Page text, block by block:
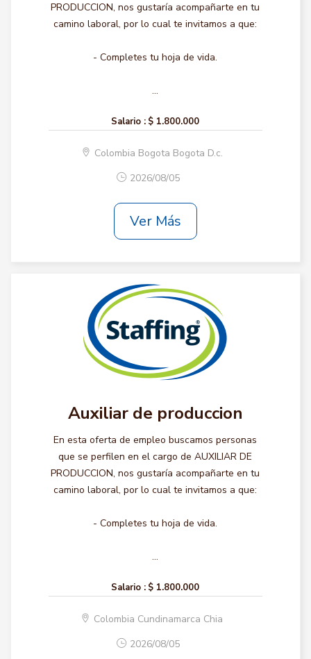
PRODUCCION, nos gustaría acompañarte en tu
camino laboral, por lo cual te invitamos a que:
- Completes tu hoja de vida.
...
Salario : $ 1.800.000
Colombia Bogota Bogota D.c.
2026/08/05
Ver Más
Auxiliar de produccion
En esta oferta de empleo buscamos personas
que se perfilen en el cargo de AUXILIAR DE
PRODUCCION, nos gustaría acompañarte en tu
camino laboral, por lo cual te invitamos a que:
- Completes tu hoja de vida.
...
Salario : $ 1.800.000
Colombia Cundinamarca Chia
2026/08/05